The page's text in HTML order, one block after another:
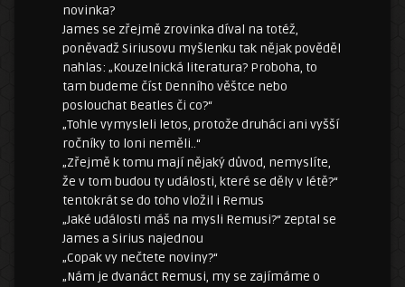
novinka?
James se zřejmě zrovinka díval na totéž,
poněvadž Siriusovu myšlenku tak nějak pověděl
nahlas: „Kouzelnická literatura? Proboha, to
tam budeme číst Denního věštce nebo
poslouchat Beatles či co?“
„Tohle vymysleli letos, protože druháci ani vyšší
ročníky to loni neměli..“
„Zřejmě k tomu mají nějaký důvod, nemyslíte,
že v tom budou ty události, které se děly v létě?“
tentokrát se do toho vložil i Remus
„Jaké události máš na mysli Remusi?“ zeptal se
James a Sirius najednou
„Copak vy nečtete noviny?“
„Nám je dvanáct Remusi, my se zajímáme o